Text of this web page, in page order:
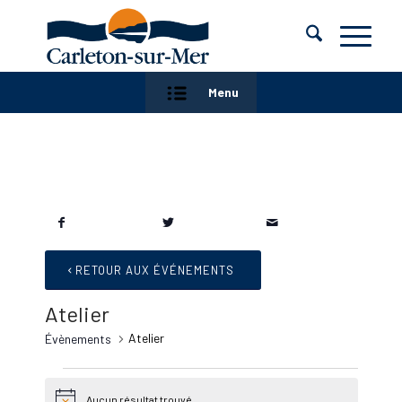
Menu
RETOUR AUX ÉVÉNEMENTS
Atelier
Évènements Atelier
Évènements
Aucun résultat trouvé.